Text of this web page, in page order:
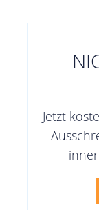
Jetzt